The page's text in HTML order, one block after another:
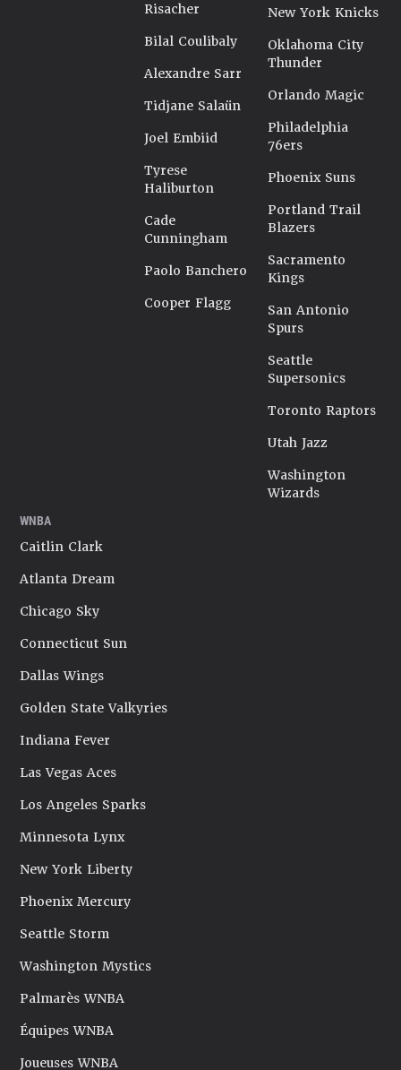
Risacher
Bilal Coulibaly
Alexandre Sarr
Tidjane Salaün
Joel Embiid
Tyrese
Haliburton
Cade
Cunningham
Paolo Banchero
Cooper Flagg
New York Knicks
Oklahoma City
Thunder
Orlando Magic
Philadelphia
76ers
Phoenix Suns
Portland Trail
Blazers
Sacramento
Kings
San Antonio
Spurs
Seattle
Supersonics
Toronto Raptors
Utah Jazz
Washington
Wizards
WNBA
Caitlin Clark
Atlanta Dream
Chicago Sky
Connecticut Sun
Dallas Wings
Golden State Valkyries
Indiana Fever
Las Vegas Aces
Los Angeles Sparks
Minnesota Lynx
New York Liberty
Phoenix Mercury
Seattle Storm
Washington Mystics
Palmarès WNBA
Équipes WNBA
Joueuses WNBA